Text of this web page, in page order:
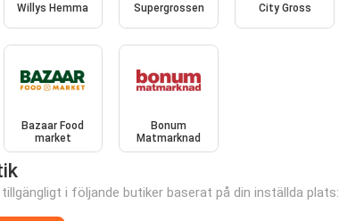
Willys Hemma Supergrossen City Gross
Bazaar Food
market
Bonum
Matmarknad
i följande butiker baserat på din inställda plats: